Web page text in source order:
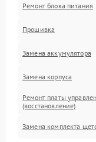
Ремонт блока питания
Прошивка
Замена аккумулятора
Замена корпуса
Ремонт платы
(восстановление)
Замена комплекта